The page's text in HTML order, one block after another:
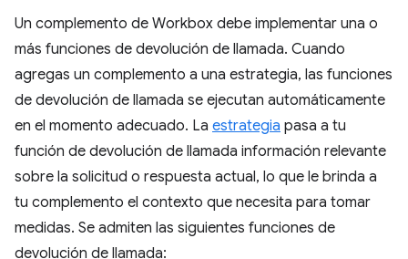
Un complemento de Workbox debe implementar una o
más funciones de devolución de llamada. Cuando
agregas un complemento a una estrategia, las funciones
de devolución de llamada se ejecutan automáticamente
en el momento adecuado. La estrategia pasa a tu
función de devolución de llamada información relevante
sobre la solicitud o respuesta actual, lo que le brinda a
tu complemento el contexto que necesita para tomar
medidas. Se admiten las siguientes funciones de
devolución de llamada: